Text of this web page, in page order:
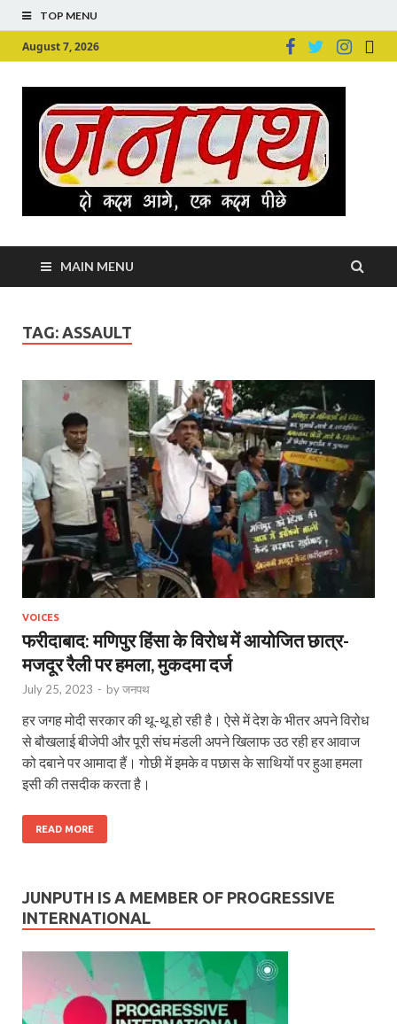
TOP MENU
August 7, 2026
MAIN MENU
TAG: ASSAULT
VOICES
फरीदाबाद: मणिपुर हिंसा के विरोध में आयोजित छात्र-
मजदूर रैली पर हमला, मुकदमा दर्ज
July 25, 2023 - byजनपथ
हर जगह मोदी सरकार की थू-थू हो रही है। ऐसे में देश के भीतर अपने विरोध
से बौखलाई बीजेपी और पूरी संघ मंडली अपने खिलाफ उठ रही हर आवाज
को दबाने पर आमादा हैं। गोछी में इमके व पछास के साथियों पर हुआ हमला
इसी की तसदीक करता है।
READ MORE
JUNPUTH IS A MEMBER OF PROGRESSIVE
INTERNATIONAL